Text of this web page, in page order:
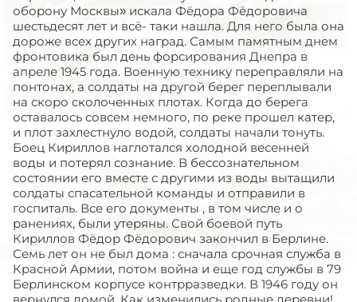
оборону Москвы» искала Фёдора Фёдоровича
шестьдесят лет и всё- таки нашла. Для него была она
дороже всех других наград. Самым памятным днем
фронтовика был день форсирования Днепра в
апреле 1945 года. Военную технику переправляли на
понтонах, а солдаты на другой берег переплывали
на скоро сколоченных плотах. Когда до берега
оставалось совсем немного, по реке прошел катер,
и плот захлестнуло водой, солдаты начали тонуть.
Боец Кириллов наглотался холодной весенней
воды и потерял сознание. В бессознательном
состоянии его вместе с другими из воды вытащили
солдаты спасательной команды и отправили в
госпиталь. Все его документы , в том числе и о
ранениях, были утеряны. Свой боевой путь
Кириллов Фёдор Фёдорович закончил в Берлине.
Семь лет он не был дома : сначала срочная служба в
Красной Армии, потом война и еще год службы в 79
Берлинском корпусе контрразведки. В 1946 году он
вернулся домой. Как изменились родные деревни!